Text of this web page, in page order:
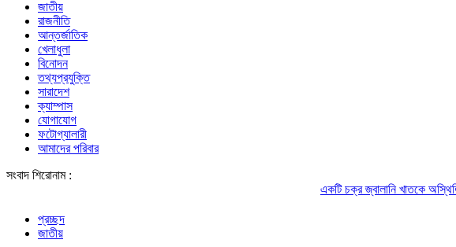
জাতীয়
রাজনীতি
আন্তর্জাতিক
খেলাধুলা
বিনোদন
তথ্যপ্রযুক্তি
সারাদেশ
ক্যাম্পাস
যোগাযোগ
ফটোগ্যালারী
আমাদের পরিবার
সংবাদ শিরোনাম :
একটি চক্র জ্বালানি খাতকে অস্থিতিশীল করার
প্রচ্ছদ
জাতীয়